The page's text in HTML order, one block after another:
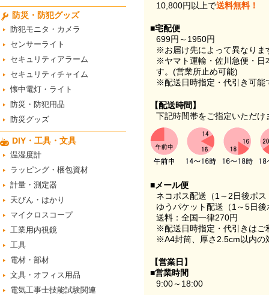
防災・防犯グッズ
防犯モニタ・カメラ
センサーライト
セキュリティアラーム
セキュリティチャイム
懐中電灯・ライト
防災・防犯用品
防災グッズ
DIY・工具・文具
温湿度計
ラッピング・梱包資材
計量・測定器
天びん・はかり
マイクロスコープ
工業用内視鏡
工具
電材・部材
文具・オフィス用品
電気工事士技能試験関連
10,800円以上で送料無料！
■宅配便
699円～1950円
※お届け先によって異なりま
※ヤマト運輸・佐川急便・日
す。(営業所止め可能)
※配送日時指定・代引き可能
【配送時間】
下記時間帯をご指定いただけ
■メール便
ネコポス配送（1～2日後ポ
ゆうパケット配送（1～5日
送料：全国一律270円
※配送日時指定・代引きはご
※A4封筒、厚さ2.5cm以内の
【営業日】
■営業時間
9:00～18:00